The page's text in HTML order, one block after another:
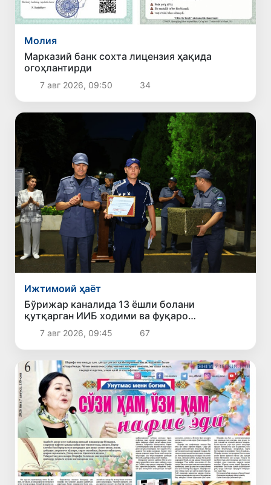
Молия
Марказий банк сохта лицензия ҳақида
огоҳлантирди
7 авг 2026, 09:50 34
Ижтимоий ҳаёт
Бўрижар каналида 13 ёшли болани
қутқарган ИИБ ходими ва фуқаро
тақдирланди
7 авг 2026, 09:45 67